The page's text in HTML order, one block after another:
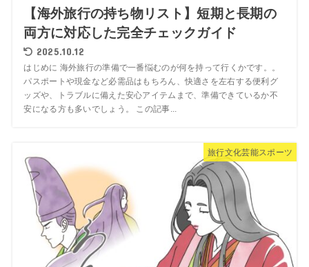
【海外旅行の持ち物リスト】短期と長期の
両方に対応した完全チェックガイド
2025.10.12
はじめに 海外旅行の準備で一番悩むのが何を持って行くかです。。
パスポートや現金など必需品はもちろん、快適さを左右する便利グ
ッズや、トラブルに備えた安心アイテムまで、準備できているか不
安になる方も多いでしょう。 この記事...
旅行文化芸能スポーツ